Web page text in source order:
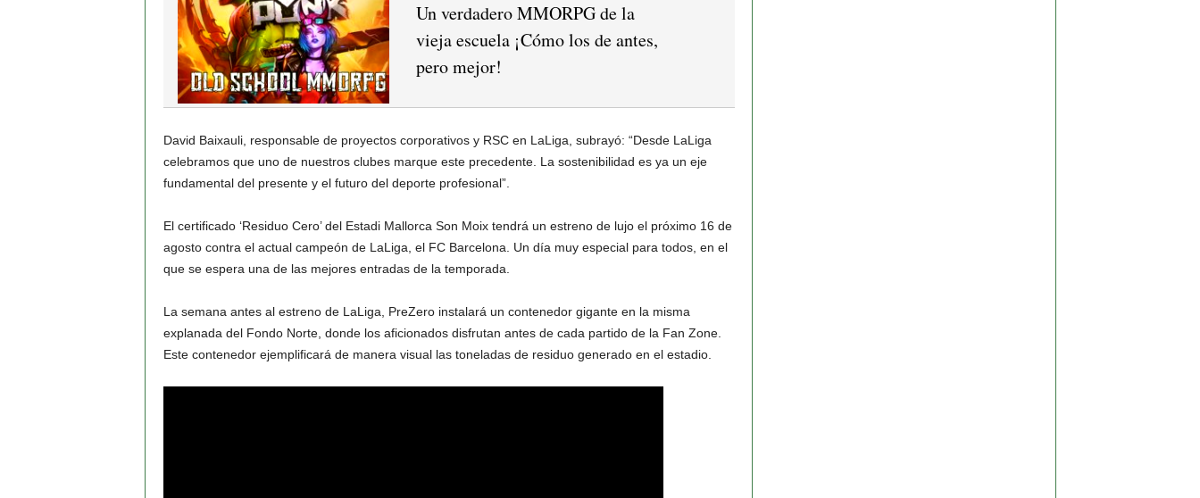
Un verdadero MMORPG de la
vieja escuela ¡Cómo los de antes,
pero mejor!
David Baixauli, responsable de proyectos corporativos y RSC en LaLiga, subrayó: “Desde LaLiga
celebramos que uno de nuestros clubes marque este precedente. La sostenibilidad es ya un eje
fundamental del presente y el futuro del deporte profesional”.
El certificado ‘Residuo Cero’ del Estadi Mallorca Son Moix tendrá un estreno de lujo el próximo 16 de
agosto contra el actual campeón de LaLiga, el FC Barcelona. Un día muy especial para todos, en el
que se espera una de las mejores entradas de la temporada.
La semana antes al estreno de LaLiga, PreZero instalará un contenedor gigante en la misma
explanada del Fondo Norte, donde los aficionados disfrutan antes de cada partido de la Fan Zone.
Este contenedor ejemplificará de manera visual las toneladas de residuo generado en el estadio.